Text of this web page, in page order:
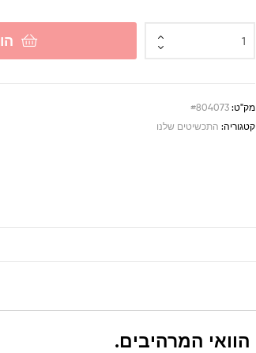
מק"ט: #804073
קטגוריה: התכשיטים שלנו